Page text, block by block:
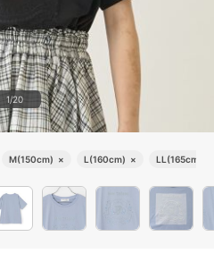
1/20
M(150cm) × L(160cm) × LL(165cm)